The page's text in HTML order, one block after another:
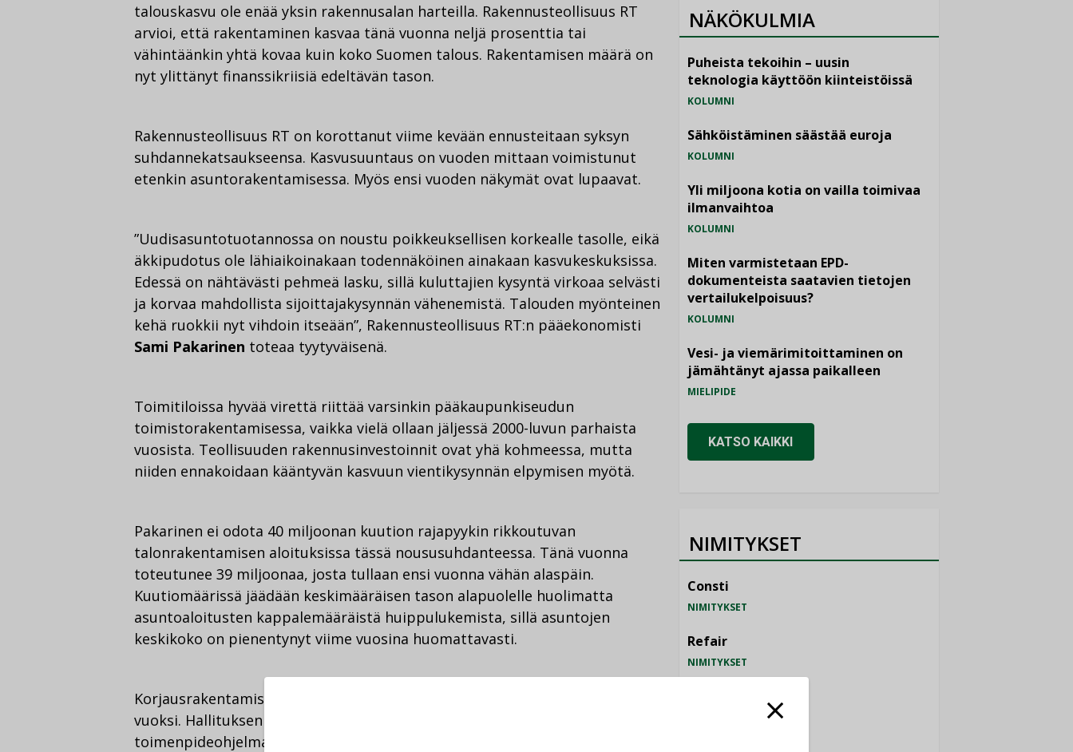
talouskasvu ole enää yksin rakennusalan harteilla. Rakennusteollisuus RT
arvioi, että rakentaminen kasvaa tänä vuonna neljä prosenttia tai
vähintäänkin yhtä kovaa kuin koko Suomen talous. Rakentamisen määrä on
nyt ylittänyt finanssikriisiä edeltävän tason.
Rakennusteollisuus RT on korottanut viime kevään ennusteitaan syksyn
suhdannekatsaukseensa. Kasvusuuntaus on vuoden mittaan voimistunut
etenkin asuntorakentamisessa. Myös ensi vuoden näkymät ovat lupaavat.
”Uudisasuntotuotannossa on noustu poikkeuksellisen korkealle tasolle, eikä
äkkipudotus ole lähiaikoinakaan todennäköinen ainakaan kasvukeskuksissa.
Edessä on nähtävästi pehmeä lasku, sillä kuluttajien kysyntä virkoaa selvästi
ja korvaa mahdollista sijoittajakysynnän vähenemistä. Talouden myönteinen
kehä ruokkii nyt vihdoin itseään”, Rakennusteollisuus RT:n pääekonomisti
Sami Pakarinen toteaa tyytyväisenä.
Toimitiloissa hyvää virettä riittää varsinkin pääkaupunkiseudun
toimistorakentamisessa, vaikka vielä ollaan jäljessä 2000-luvun parhaista
vuosista. Teollisuuden rakennusinvestoinnit ovat yhä kohmeessa, mutta
niiden ennakoidaan kääntyvän kasvuun vientikysynnän elpymisen myötä.
Pakarinen ei odota 40 miljoonan kuution rajapyykin rikkoutuvan
talonrakentamisen aloituksissa tässä noususuhdanteessa. Tänä vuonna
toteutunee 39 miljoonaa, josta tullaan ensi vuonna vähän alaspäin.
Kuutiomäärissä jäädään keskimääräisen tason alapuolelle huolimatta
asuntoaloitusten kappalemääräistä huippulukemista, sillä asuntojen
keskikoko on pienentynyt viime vuosina huomattavasti.
Korjausrakentamisessa kasvu on hieman hidastunut osin työvoimapulan
vuoksi. Hallituksen ja suurimpien kaupunkien valmistelemat
toimenpideohjelmat koulujen ja muiden julkisten palvelurakennusten
NÄKÖKULMIA
Puheista tekoihin – uusin
teknologia käyttöön kiinteistöissä
KOLUMNI
Sähköistäminen säästää euroja
KOLUMNI
Yli miljoona kotia on vailla toimivaa
ilmanvaihtoa
KOLUMNI
Miten varmistetaan EPD-
dokumenteista saatavien tietojen
vertailukelpoisuus?
KOLUMNI
Vesi- ja viemärimitoittaminen on
jämähtänyt ajassa paikalleen
MIELIPIDE
KATSO KAIKKI
NIMITYKSET
Consti
NIMITYKSET
Refair
NIMITYKSET